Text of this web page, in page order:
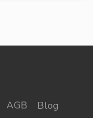
AGB
Blog